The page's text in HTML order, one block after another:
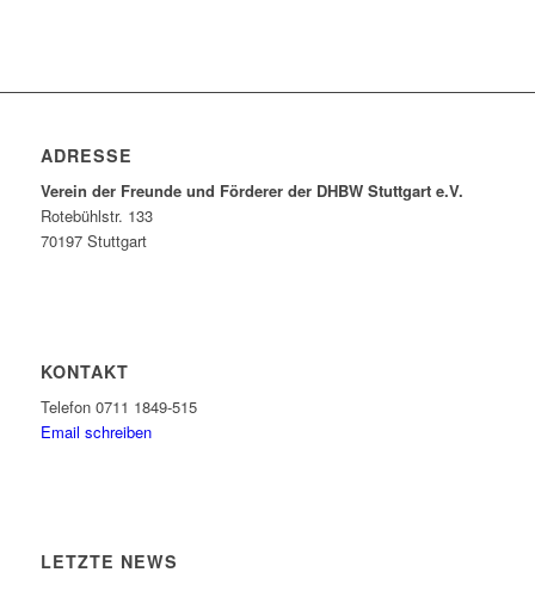
ADRESSE
Verein der Freunde und Förderer der DHBW Stuttgart e.V.
Rotebühlstr. 133
70197 Stuttgart
KONTAKT
Telefon 0711 1849-515
Email schreiben
LETZTE NEWS